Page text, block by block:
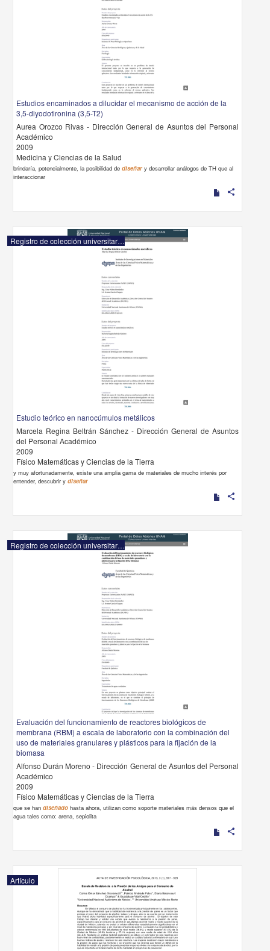
Estudios encaminados a dilucidar el mecanismo de acción de la
3,5-diyodotironina (3,5-T2)
Aurea Orozco Rivas - Dirección General de Asuntos del Personal
Académico
2009
Medicina y Ciencias de la Salud
brindaría, potencialmente, la posibilidad dediseñary desarrollar análogos de TH que al
interaccionar
share
Registro de colección universitaria
Estudio teórico en nanocúmulos metálicos
Marcela Regina Beltrán Sánchez - Dirección General de Asuntos
del Personal Académico
2009
Físico Matemáticas y Ciencias de la Tierra
y muy afortunadamente, existe una amplia gama de materiales de mucho interés por
entender, descubrir ydiseñar
share
Registro de colección universitaria
Evaluación del funcionamiento de reactores biológicos de
membrana (RBM) a escala de laboratorio con la combinación del
uso de materiales granulares y plásticos para la fijación de la
biomasa
Alfonso Durán Moreno - Dirección General de Asuntos del Personal
Académico
2009
Físico Matemáticas y Ciencias de la Tierra
que se handiseñado hasta ahora, utilizan como soporte materiales más densos que el
agua tales como: arena, sepiolita
share
Artículo